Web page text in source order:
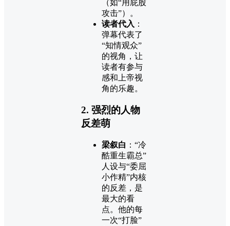
（如“用屁股
攻击”）。
读者代入 ：
弹幕代表了
“知情观众”
的视角，让
读者有参与
感和上帝视
角的乐趣。
2. 强烈的人物
反差萌
梁叙白 ：“冷
酷重生霸总”
人设与“委屈
小作精”内核
的反差，是
最大的看
点。他的每
一次“打脸”